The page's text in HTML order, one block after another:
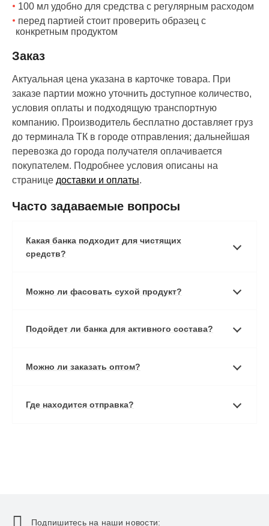
100 мл удобно для средства с регулярным расходом
перед партией стоит проверить образец с
конкретным продуктом
Заказ
Актуальная цена указана в карточке товара. При
заказе партии можно уточнить доступное количество,
условия оплаты и подходящую транспортную
компанию. Производитель бесплатно доставляет груз
до терминала ТК в городе отправления; дальнейшая
перевозка до города получателя оплачивается
покупателем. Подробнее условия описаны на
странице доставки и оплаты.
Часто задаваемые вопросы
Какая банка подходит для чистящих
средств?
Можно ли фасовать сухой продукт?
Подойдет ли банка для активного состава?
Можно ли заказать оптом?
Где находится отправка?
Подпишитесь на наши новости: